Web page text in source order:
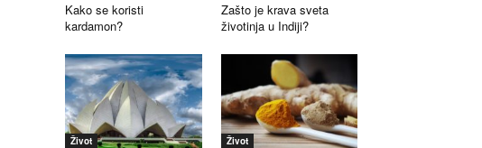
Kako se koristi
kardamon?
Zašto je krava sveta
životinja u Indiji?
Život Život